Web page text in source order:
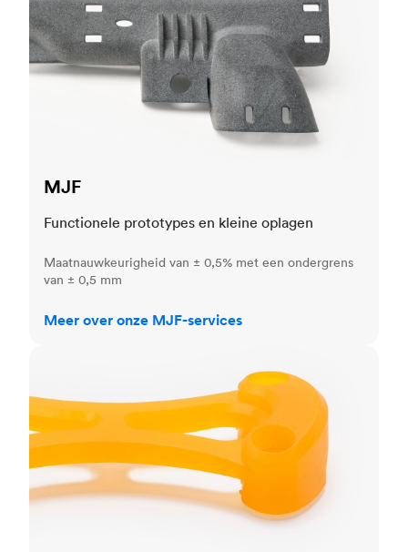
MJF
Functionele prototypes en kleine oplagen
Maatnauwkeurigheid van ± 0,5% met een ondergrens
van ± 0,5 mm
Meer over onze MJF-services